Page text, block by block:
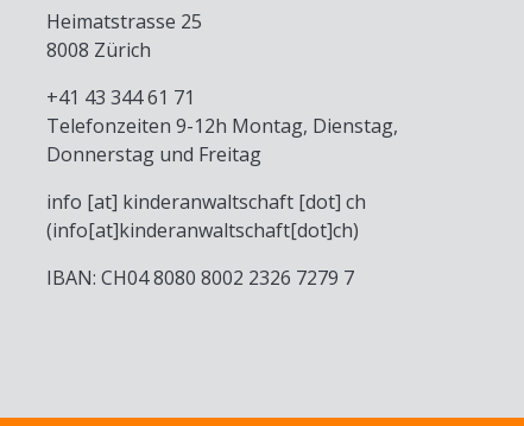
Heimatstrasse 25
8008 Zürich
+41 43 344 61 71
Telefonzeiten 9-12h Montag, Dienstag,
Donnerstag und Freitag
info [at] kinderanwaltschaft [dot] ch
(info[at]kinderanwaltschaft[dot]ch)
IBAN: CH04 8080 8002 2326 7279 7